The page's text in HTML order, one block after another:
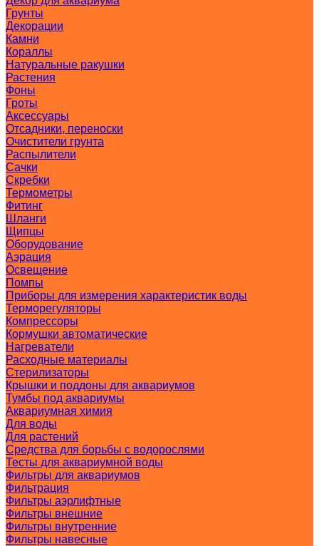
Грунты
Декорации
Камни
Кораллы
Натуральные ракушки
Растения
Фоны
Гроты
Аксессуары
Отсадники, переноски
Очистители грунта
Распылители
Сачки
Скребки
Термометры
Фитинг
Шланги
Щипцы
Оборудование
Аэрация
Освещение
Помпы
Приборы для измерения характеристик воды
Терморегуляторы
Компрессоры
Кормушки автоматические
Нагреватели
Расходные материалы
Стерилизаторы
Крышки и поддоны для аквариумов
Тумбы под аквариумы
Аквариумная химия
Для воды
Для растений
Средства для борьбы с водорослями
Тесты для аквариумной воды
Фильтры для аквариумов
Фильтрация
Фильтры аэрлифтные
Фильтры внешние
Фильтры внутренние
Фильтры навесные